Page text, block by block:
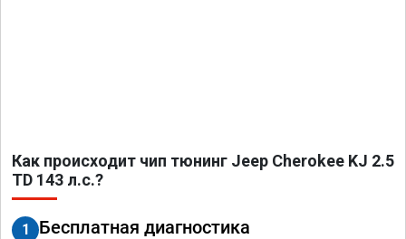
Как происходит чип тюнинг Jeep Cherokee KJ 2.5
TD 143 л.с.?
1 Бесплатная диагностика